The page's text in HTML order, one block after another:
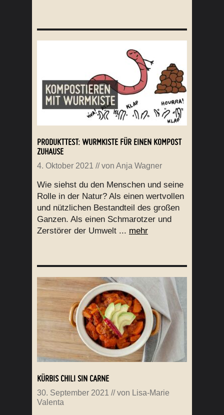
PRODUKTTEST: WURMKISTE FÜR EINEN KOMPOST
ZUHAUSE
4. Oktober 2021 // von Anja Wagner
Wie siehst du den Menschen und seine
Rolle in der Natur? Als einen wertvollen
und nützlichen Bestandteil des großen
Ganzen. Als einen Schmarotzer und
Zerstörer der Umwelt ... mehr
KÜRBIS CHILI SIN CARNE
30. September 2021 // von Lisa-Marie
Valenta